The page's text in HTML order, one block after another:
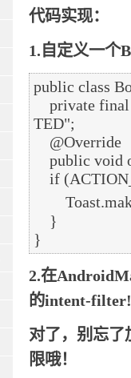
代码实现：
1.自定义一个
public class
TED";
2.在
的intent-filter!
对了，别忘了
限哦！